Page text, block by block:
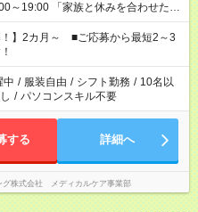
休みを合わせた
備がしたい」 「できれば残業はし
ださいね。 ※Wワーク希望
する勤務時間と、もう1つのお仕事
間を超える場合は応募できません。
！】2カ月～ ■ご応募から最短2～3
中 / 服装自由 / シフト勤務 / 10名以
/ パソコンスキル不要
する 詳細へ
グ株式会社 メディカルケア事業部